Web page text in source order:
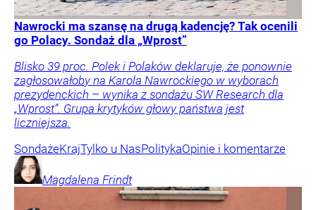
Nawrocki ma szansę na drugą kadencję? Tak ocenili
go Polacy. Sondaż dla „Wprost”
Blisko 39 proc. Polek i Polaków deklaruje, że ponownie
zagłosowałoby na Karola Nawrockiego w wyborach
prezydenckich – wynika z sondażu SW Research dla
„Wprost”. Grupa krytyków głowy państwa jest
liczniejsza.
SondażeKrajTylko u NasPolitykaOpinie i komentarze
Magdalena Frindt